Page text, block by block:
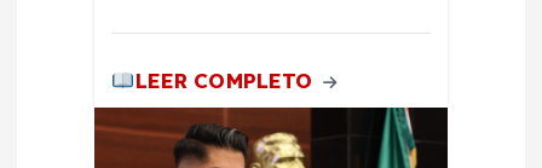
LEER COMPLETO